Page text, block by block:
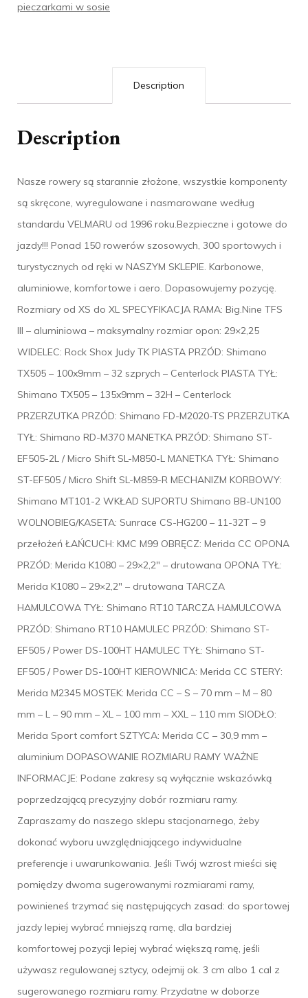
pieczarkami w sosie
Description
Description
Nasze rowery są starannie złożone, wszystkie komponenty
są skręcone, wyregulowane i nasmarowane według
standardu VELMARU od 1996 roku.Bezpieczne i gotowe do
jazdy!!! Ponad 150 rowerów szosowych, 300 sportowych i
turystycznych od ręki w NASZYM SKLEPIE. Karbonowe,
aluminiowe, komfortowe i aero. Dopasowujemy pozycję.
Rozmiary od XS do XL SPECYFIKACJA RAMA: Big.Nine TFS
III – aluminiowa – maksymalny rozmiar opon: 29×2,25
WIDELEC: Rock Shox Judy TK PIASTA PRZÓD: Shimano
TX505 – 100x9mm – 32 szprych – Centerlock PIASTA TYŁ:
Shimano TX505 – 135x9mm – 32H – Centerlock
PRZERZUTKA PRZÓD: Shimano FD-M2020-TS PRZERZUTKA
TYŁ: Shimano RD-M370 MANETKA PRZÓD: Shimano ST-
EF505-2L / Micro Shift SL-M850-L MANETKA TYŁ: Shimano
ST-EF505 / Micro Shift SL-M859-R MECHANIZM KORBOWY:
Shimano MT101-2 WKŁAD SUPORTU Shimano BB-UN100
WOLNOBIEG/KASETA: Sunrace CS-HG200 – 11-32T – 9
przełożeń ŁAŃCUCH: KMC M99 OBRĘCZ: Merida CC OPONA
PRZÓD: Merida K1080 – 29×2,2″ – drutowana OPONA TYŁ:
Merida K1080 – 29×2,2″ – drutowana TARCZA
HAMULCOWA TYŁ: Shimano RT10 TARCZA HAMULCOWA
PRZÓD: Shimano RT10 HAMULEC PRZÓD: Shimano ST-
EF505 / Power DS-100HT HAMULEC TYŁ: Shimano ST-
EF505 / Power DS-100HT KIEROWNICA: Merida CC STERY:
Merida M2345 MOSTEK: Merida CC – S – 70 mm – M – 80
mm – L – 90 mm – XL – 100 mm – XXL – 110 mm SIODŁO:
Merida Sport comfort SZTYCA: Merida CC – 30,9 mm –
aluminium DOPASOWANIE ROZMIARU RAMY WAŻNE
INFORMACJE: Podane zakresy są wyłącznie wskazówką
poprzedzającą precyzyjny dobór rozmiaru ramy.
Zapraszamy do naszego sklepu stacjonarnego, żeby
dokonać wyboru uwzględniającego indywidualne
preferencje i uwarunkowania. Jeśli Twój wzrost mieści się
pomiędzy dwoma sugerowanymi rozmiarami ramy,
powinieneś trzymać się następujących zasad: do sportowej
jazdy lepiej wybrać mniejszą ramę, dla bardziej
komfortowej pozycji lepiej wybrać większą ramę, jeśli
używasz regulowanej sztycy, odejmij ok. 3 cm albo 1 cal z
sugerowanego rozmiaru ramy. Przydatne w doborze